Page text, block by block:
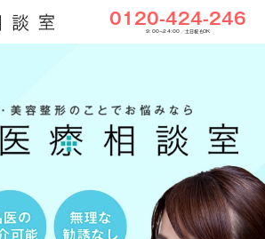
0120-424-246
9:00〜24:00／土日祝もOK